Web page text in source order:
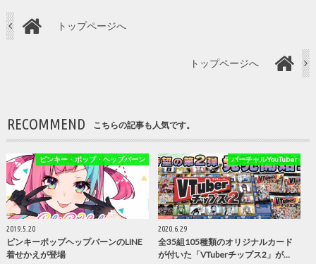
トップページへ
トップページへ
RECOMMEND こちらの記事も人気です。
ピンキー・ポップ・ヘップバーン
2019.5.20
ピンキーポップヘップバーンのLINE
着せかえが登場
バーチャルYouTuber
2020.6.29
全35組105種類のオリジナルカード
が付いた「VTuberチップス2」が…